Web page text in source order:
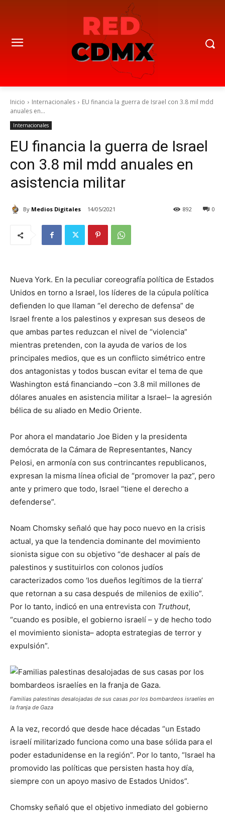
Inicio Internacionales
EU financia la guerra de Israel con 3.8 mil mdd
anuales en...
Internacionales
EU financia la guerra de Israel
con 3.8 mil mdd anuales en
asistencia militar
By Medios Digitales 14/05/2021 0
892
Nueva York. En la peculiar coreografía política de Estados
Unidos en torno a Israel, los líderes de la cúpula política
defienden lo que llaman “el derecho de defensa” de
Israel frente a los palestinos y expresan sus deseos de
que ambas partes reduzcan el nivel de “violencia”
mientras pretenden, con la ayuda de varios de los
principales medios, que es un conflicto simétrico entre
dos antagonistas y todos buscan evitar el tema de que
Washington está financiando –con 3.8 mil millones de
dólares anuales en asistencia militar a Israel– la agresión
bélica de su aliado en Medio Oriente.
Por ahora el mandatario Joe Biden y la presidenta
demócrata de la Cámara de Representantes, Nancy
Pelosi, en armonía con sus contrincantes republicanos,
expresan la misma línea oficial de “promover la paz”, pero
ante y primero que todo, Israel “tiene el derecho a
defenderse”.
Noam Chomsky señaló que hay poco nuevo en la crisis
actual, ya que la tendencia dominante del movimiento
sionista sigue con su objetivo “de deshacer al país de
palestinos y sustituirlos con colonos judíos
caracterizados como ‘los dueños legítimos de la tierra’
que retornan a su casa después de milenios de exilio”.
Por lo tanto, indicó en una entrevista con Truthout,
“cuando es posible, el gobierno israelí – y de hecho todo
el movimiento sionista– adopta estrategias de terror y
expulsión”.
Familias palestinas desalojadas de sus casas por los bombardeos israelíes en
la franja de Gaza
A la vez, recordó que desde hace décadas “un Estado
israelí militarizado funciona como una base sólida para el
poder estadunidense en la región”. Por lo tanto, “Israel ha
promovido las políticas que persisten hasta hoy día,
siempre con un apoyo masivo de Estados Unidos”.
Chomsky señaló que el objetivo inmediato del gobierno